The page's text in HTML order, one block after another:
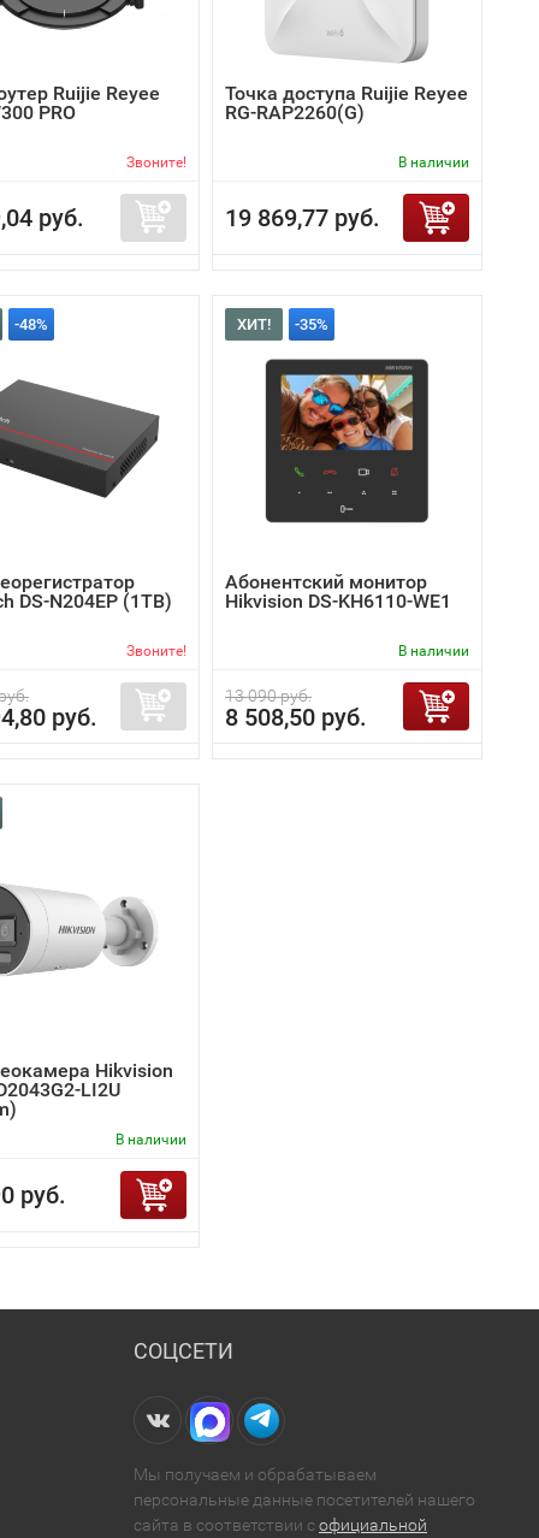
Ruijie Reyee
PRO
Звоните!
руб.
Точка доступа Ruijie Reyee
RG-RAP2260(G)
В наличии
19 869,77 руб.
-48%
DS-N204EP (1TB)
Звоните!
руб.
ХИТ! -35%
Абонентский монитор
Hikvision DS-KH6110-WE1
В наличии
13 090 руб.
8 508,50 руб.
Hikvision
LI2U
В наличии
руб.
СОЦСЕТИ
Мы получаем и обрабатываем
персональные данные посетителей нашего
сайта в соответствии софициальной